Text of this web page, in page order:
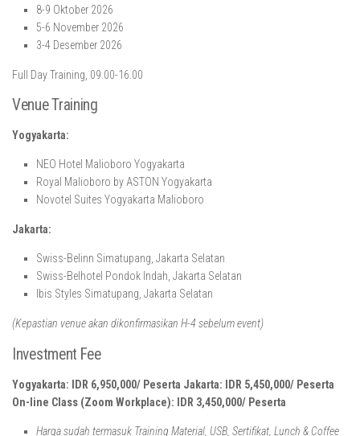
8-9 Oktober 2026
5-6 November 2026
3-4 Desember 2026
Full Day Training, 09.00-16.00
Venue Training
Yogyakarta:
NEO Hotel Malioboro Yogyakarta
Royal Malioboro by ASTON Yogyakarta
Novotel Suites Yogyakarta Malioboro
Jakarta:
Swiss-Belinn Simatupang, Jakarta Selatan
Swiss-Belhotel Pondok Indah, Jakarta Selatan
Ibis Styles Simatupang, Jakarta Selatan
(Kepastian venue akan dikonfirmasikan H-4 sebelum event)
Investment Fee
Yogyakarta: IDR 6,950,000/ Peserta Jakarta: IDR 5,450,000/ Peserta
On-line Class (Zoom Workplace): IDR 3,450,000/ Peserta
Harga sudah termasuk Training Material, USB, Sertifikat, Lunch & Coffee